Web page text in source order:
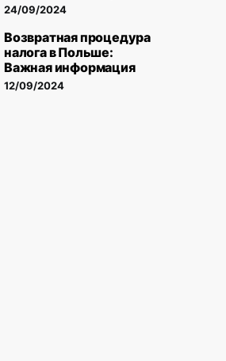
24/09/2024
Возвратная процедура
налога в Польше:
Важная информация
12/09/2024